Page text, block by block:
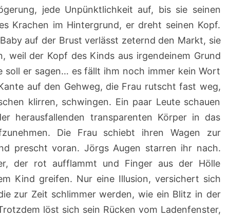
jede Unpünktlichkeit auf, bis sie seinen
Krachen im Hintergrund, er dreht seinen Kopf.
auf der Brust verlässt zeternd den Markt, sie
weil der Kopf des Kinds aus irgendeinem Grund
er sagen… es fällt ihm noch immer kein Wort
auf den Gehweg, die Frau rutscht fast weg,
klirren, schwingen. Ein paar Leute schauen
herausfallenden transparenten Körper in das
Die Frau schiebt ihren Wagen zur
prescht voran. Jörgs Augen starren ihr nach.
der rot aufflammt und Finger aus der Hölle
Kind greifen. Nur eine Illusion, versichert sich
zur Zeit schlimmer werden, wie ein Blitz in der
löst sich sein Rücken vom Ladenfenster,